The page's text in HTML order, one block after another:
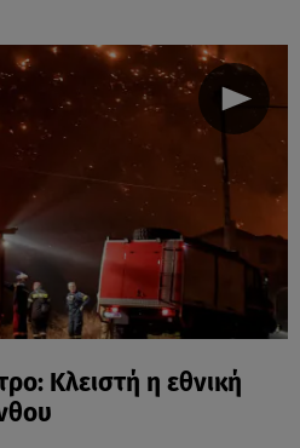
Κλειστή η εθνική